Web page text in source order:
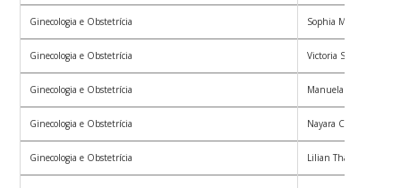
Ginecologia e Obstetrícia Sophia Motta
Ginecologia e Obstetrícia Victoria Schuch
Ginecologia e Obstetrícia Manuela de Mari
Ginecologia e Obstetrícia Nayara Casagrande
Ginecologia e Obstetrícia Lilian Thais de Lima